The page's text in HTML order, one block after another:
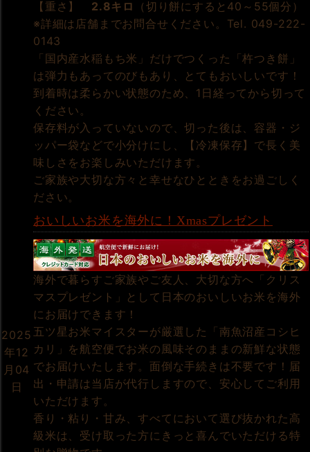
【重さ】 2.8キロ
（切り餅にすると40～55個分）
※詳細は店舗までお問合せください。Tel. 049-222-
0143
「国内産水稲もち米」だけでつくった「杵つき餅」
は弾力もあってのびもあり、とてもおいしいです！
到着時は柔らかい状態のため、1日経ってから切って
ください。
保存料が入っていないので、切った後は、容器・ジ
ッパー袋などで小分けにし、【冷凍保存】で長く美
味しさをお楽しみいただけます。
ご家族や大切な方々と幸せなひとときをお過ごしく
ださい。
2025
年12
月04
日
おいしいお米を海外に！Xmasプレゼント
海外で暮らすご家族やご友人、大切な方へ「クリス
マスプレゼント」として日本のおいしいお米を海外
にお届けできます！
五ツ星お米マイスターが厳選した「南魚沼産コシヒ
カリ」を航空便でお米の風味そのままの新鮮な状態
でお届けいたします。面倒な手続きは不要です！届
出・申請は当店が代行しますので、安心してご利用
いただけます。
香り・粘り・甘み、すべてにおいて選び抜かれた高
級米は、受け取った方にきっと喜んでいただける特